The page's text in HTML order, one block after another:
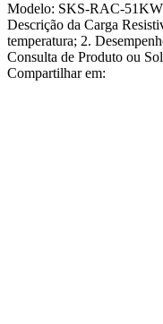
Modelo: SKS-RAC-
Descrição da Carga
temperatura; 2.
Consulta de Produto ou
Compartilhar em: